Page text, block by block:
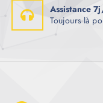
Assistance
Toujours là